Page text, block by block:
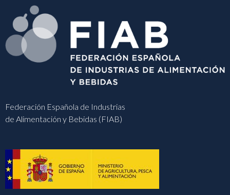
Federación Española de Industrias
de Alimentación y Bebidas (FIAB)